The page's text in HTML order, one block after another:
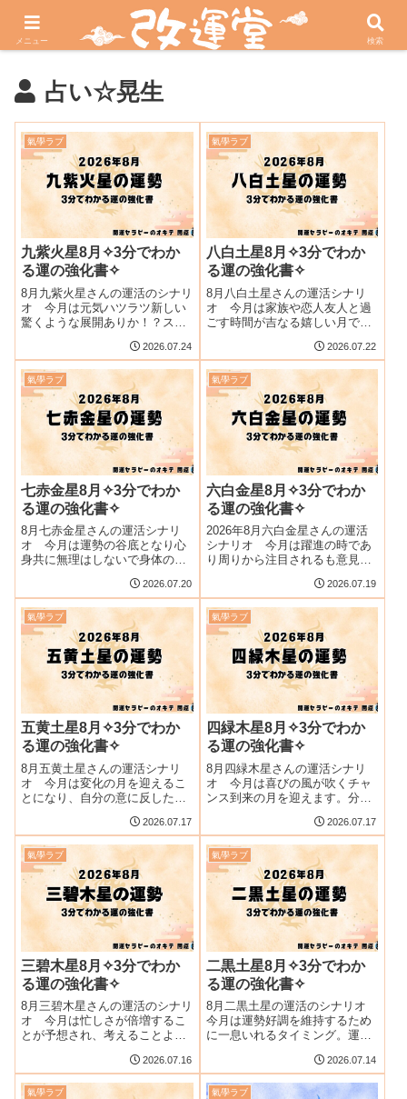
Push▶︎改運引き寄せ部 Push▶︎鑑定依頼はこちら
占い☆晃生
氣學ラブ
九紫火星8月✧3分でわか
る運の強化書✧
8月九紫火星さんの運活のシナリ
オ 今月は元気ハツラツ新しい
驚くような展開ありか！？スト
2026.07.24
氣學ラブ
八白土星8月✧3分でわか
る運の強化書✧
8月八白土星さんの運活シナリ
オ 今月は家族や恋人友人と過
ごす時間が吉なる嬉しい月です
2026.07.22
氣學ラブ
七赤金星8月✧3分でわか
る運の強化書✧
8月七赤金星さんの運活シナリ
オ 今月は運勢の谷底となり心
身共に無理はしないで身体のメ
心のマージンを大切に！2026.07.20
氣學ラブ
六白金星8月✧3分でわか
る運の強化書✧
2026年8月六白金星さんの運活
シナリオ 今月は躍進の時であ
り周りから注目されるも意見が
厳正な対応を求められます。
2026.07.19
氣學ラブ
五黄土星8月✧3分でわか
る運の強化書✧
8月五黄土星さんの運活シナリ
オ 今月は変化の月を迎えるこ
とになり、自分の意に反した変
かし悪い変化ではありません。
2026.07.17
氣學ラブ
四緑木星8月✧3分でわか
る運の強化書✧
8月四緑木星さんの運活シナリ
オ 今月は喜びの風が吹くチャ
ンス到来の月を迎えます。分か
2026.07.17
氣學ラブ
三碧木星8月✧3分でわか
る運の強化書✧
8月三碧木星さんの運活のシナリ
オ 今月は忙しさが倍増するこ
とが予想され、考えることより
2026.07.16
氣學ラブ
二黒土星8月✧3分でわか
る運の強化書✧
8月二黒土星の運活のシナリオ
今月は運勢好調を維持するため
に一息いれるタイミング。運の
での在り方の振り返りを行なっ
ておきましょう。
2026.07.14
氣學ラブ 氣學ラブ
メニュー 検索